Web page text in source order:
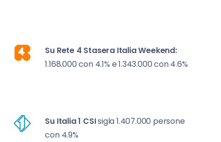
Su Rete 4 Stasera Italia Weekend:
1.168.000 con 4.1% e 1.343.000 con 4.6%
Su Italia 1 CSIsigla 1.407.000 persone
con 4.9%